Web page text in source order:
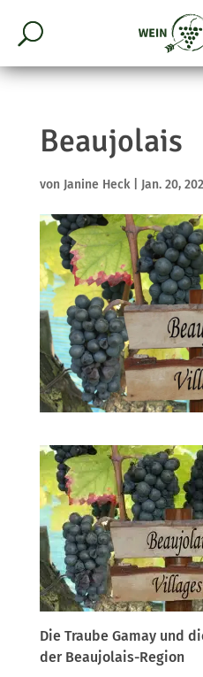
Beaujolais
von Janine Heck| Jan. 20,
Die Traube Gamay und
der Beaujolais-Region